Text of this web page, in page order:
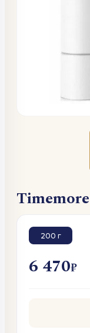
200 г
6 470₽